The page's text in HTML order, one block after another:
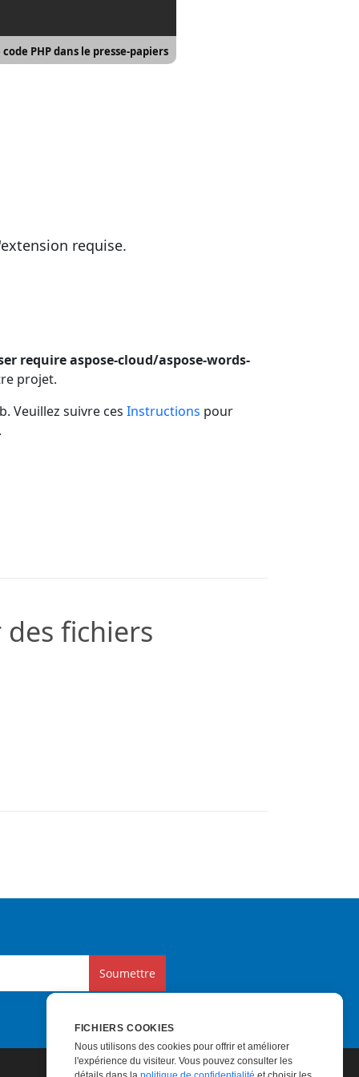
PHP dans le presse-papiers
requise.
require aspose-cloud/aspose-words-
projet.
Veuillez suivre ces Instructions pour
fichiers
Soumettre
FICHIERS COOKIES
Nous utilisons des cookies pour offrir et améliorer
l'expérience du visiteur. Vous pouvez consulter les